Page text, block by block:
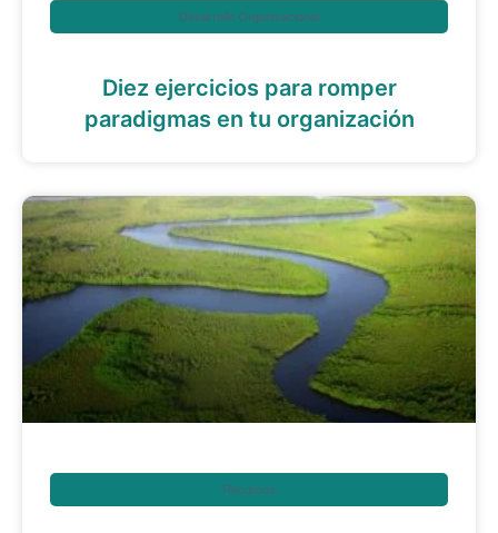
Desarrollo Organizacional
Diez ejercicios para romper
paradigmas en tu organización
Recursos